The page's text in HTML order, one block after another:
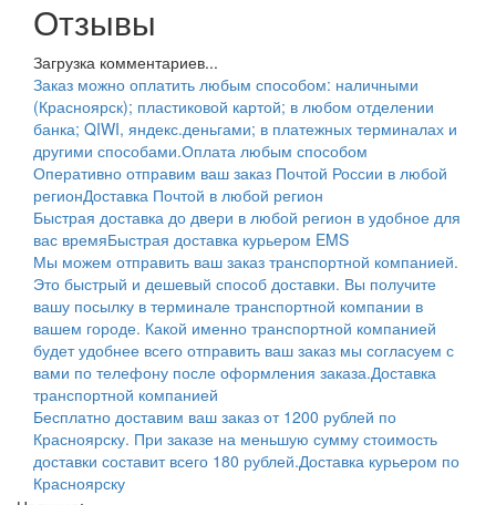
Отзывы
Загрузка комментариев...
Заказ можно оплатить любым способом: наличными
(Красноярск); пластиковой картой; в любом отделении
банка; QIWI, яндекс.деньгами; в платежных терминалах и
другими способами.Оплата любым способом
Оперативно отправим ваш заказ Почтой России в любой
регионДоставка Почтой в любой регион
Быстрая доставка до двери в любой регион в удобное для
вас времяБыстрая доставка курьером EMS
Мы можем отправить ваш заказ транспортной компанией.
Это быстрый и дешевый способ доставки. Вы получите
вашу посылку в терминале транспортной компании в
вашем городе. Какой именно транспортной компанией
будет удобнее всего отправить ваш заказ мы согласуем с
вами по телефону после оформления заказа.Доставка
транспортной компанией
Бесплатно доставим ваш заказ от 1200 рублей по
Красноярску. При заказе на меньшую сумму стоимость
доставки составит всего 180 рублей.Доставка курьером по
Красноярску